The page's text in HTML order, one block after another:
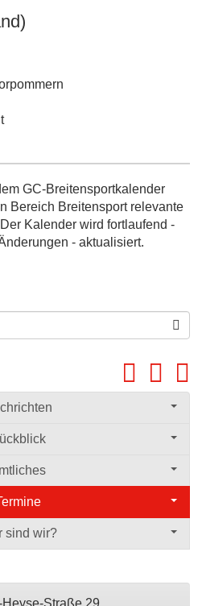
GC-Breitensportkalender
Bereich Breitensport relevante
Kalender wird fortlaufend -
- aktualisiert.
sind wir?
Heyse-Straße 29